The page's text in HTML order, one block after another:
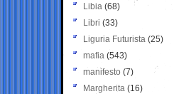
Libia (68)
Libri (33)
Liguria Futurista (25)
mafia (543)
manifesto (7)
Margherita (16)